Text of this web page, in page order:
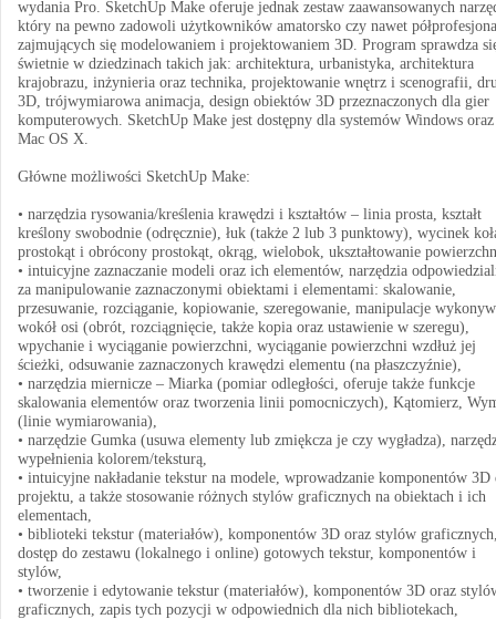
wydania Pro. SketchUp Make oferuje jednak zestaw zaawansowanych
który na pewno zadowoli użytkowników amatorsko czy nawet
zajmujących się modelowaniem i projektowaniem 3D. Program sprawdza
świetnie w dziedzinach takich jak: architektura, urbanistyka, architektura
krajobrazu, inżynieria oraz technika, projektowanie wnętrz i scenografii,
3D, trójwymiarowa animacja, design obiektów 3D przeznaczonych dla gier
komputerowych. SketchUp Make jest dostępny dla systemów Windows oraz
Mac OS X.
Główne możliwości SketchUp Make:
• narzędzia rysowania/kreślenia krawędzi i kształtów – linia prosta, kształt
kreślony swobodnie (odręcznie), łuk (także 2 lub 3 punktowy), wycinek
prostokąt i obrócony prostokąt, okrąg, wielobok, ukształtowanie
• intuicyjne zaznaczanie modeli oraz ich elementów, narzędzia
za manipulowanie zaznaczonymi obiektami i elementami: skalowanie,
przesuwanie, rozciąganie, kopiowanie, szeregowanie, manipulacje
wokół osi (obrót, rozciągnięcie, także kopia oraz ustawienie w szeregu),
wpychanie i wyciąganie powierzchni, wyciąganie powierzchni wzdłuż jej
ścieżki, odsuwanie zaznaczonych krawędzi elementu (na płaszczyźnie),
• narzędzia miernicze – Miarka (pomiar odległości, oferuje także funkcje
skalowania elementów oraz tworzenia linii pomocniczych), Kątomierz,
(linie wymiarowania),
• narzędzie Gumka (usuwa elementy lub zmiękcza je czy wygładza),
wypełnienia kolorem/teksturą,
• intuicyjne nakładanie tekstur na modele, wprowadzanie komponentów 3D
projektu, a także stosowanie różnych stylów graficznych na obiektach i ich
elementach,
• biblioteki tekstur (materiałów), komponentów 3D oraz stylów
dostęp do zestawu (lokalnego i online) gotowych tekstur, komponentów i
stylów,
• tworzenie i edytowanie tekstur (materiałów), komponentów 3D oraz
graficznych, zapis tych pozycji w odpowiednich dla nich bibliotekach,